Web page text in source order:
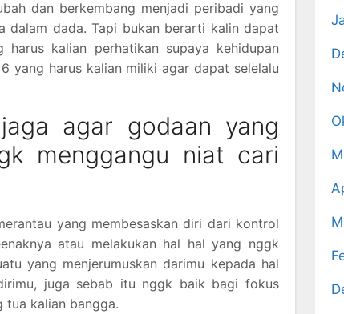
dan berkembang menjadi peribadi yang
dalam dada. Tapi bukan berarti kalin dapat
kalian perhatikan supaya kehidupan
yang harus kalian miliki agar dapat selelalu
agar godaan yang
menggangu niat cari
yang membesaskan diri dari kontrol
atau melakukan hal hal yang nggk
yang menjerumuskan darimu kepada hal
juga sebab itu nggk baik bagi fokus
tua kalian bangga.